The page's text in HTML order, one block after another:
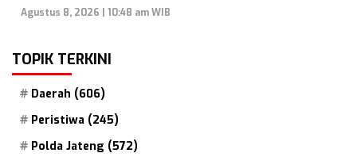
Agustus 8, 2026 | 10:48 am WIB
TOPIK TERKINI
Daerah (606)
Peristiwa (245)
Polda Jateng (572)